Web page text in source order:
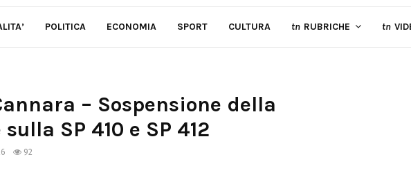
POLITICA ECONOMIA SPORT CULTURA tn RUBRICHE tn
– Sospensione della
SP 410 e SP 412
92